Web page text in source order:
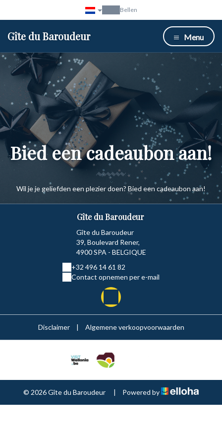
Bellen
Gîte du Baroudeur Menu
Bied een cadeaubon aan!
Wil je je geliefden een plezier doen? Bied een cadeaubon aan!
Gîte du Baroudeur
Gîte du Baroudeur
39, Boulevard Rener,
4900 SPA - BELGIQUE
+32 496 14 61 82
Contact opnemen per e-mail
Disclaimer | Algemene verkoopvoorwaarden
© 2026 Gîte du Baroudeur | Powered by